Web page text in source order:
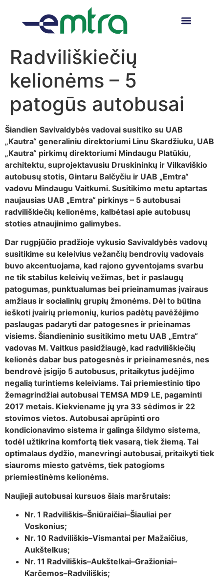
Radviliškiečių
kelionėms – 5
patogūs autobusai
Šiandien Savivaldybės vadovai susitiko su UAB
„Kautra“ generaliniu direktoriumi Linu Skardžiuku, UAB
„Kautra“ pirkimų direktoriumi Mindaugu Platūkiu,
architektu, suprojektavusiu Druskininkų ir Vilkaviškio
autobusų stotis, Gintaru Balčyčiu ir UAB „Emtra“
vadovu Mindaugu Vaitkumi. Susitikimo metu aptartas
naujausias UAB „Emtra“ pirkinys – 5 autobusai
radviliškiečių kelionėms, kalbėtasi apie autobusų
stoties atnaujinimo galimybes.
Dar rugpjūčio pradžioje vykusio Savivaldybės vadovų
susitikime su keleivius vežančių bendrovių vadovais
buvo akcentuojama, kad rajono gyventojams svarbu
ne tik stabilus keleivių vežimas, bet ir paslaugų
patogumas, punktualumas bei prieinamumas įvairaus
amžiaus ir socialinių grupių žmonėms. Dėl to būtina
ieškoti įvairių priemonių, kurios padėtų pavėžėjimo
paslaugas padaryti dar patogesnes ir prieinamas
visiems. Šiandieninio susitikimo metu UAB „Emtra“
vadovas M. Vaitkus pasidžiaugė, kad radviliškiečių
kelionės dabar bus patogesnės ir prieinamesnės, nes
bendrovė įsigijo 5 autobusus, pritaikytus judėjimo
negalią turintiems keleiviams. Tai priemiestinio tipo
žemagrindžiai autobusai TEMSA MD9 LE, pagaminti
2017 metais. Kiekviename jų yra 33 sėdimos ir 22
stovimos vietos. Autobusai aprūpinti oro
kondicionavimo sistema ir galinga šildymo sistema,
todėl užtikrina komfortą tiek vasarą, tiek žiemą. Tai
optimalaus dydžio, manevringi autobusai, pritaikyti tiek
siauroms miesto gatvėms, tiek patogioms
priemiestinėms kelionėms.
Naujieji autobusai kursuos šiais maršrutais:
Nr. 1 Radviliškis–Šniūraičiai–Šiauliai per
Voskonius;
Nr. 10 Radviliškis–Vismantai per Mažaičius,
Aukštelkus;
Nr. 11 Radviliškis–Aukštelkai–Gražioniai–
Karčemos–Radviliškis;